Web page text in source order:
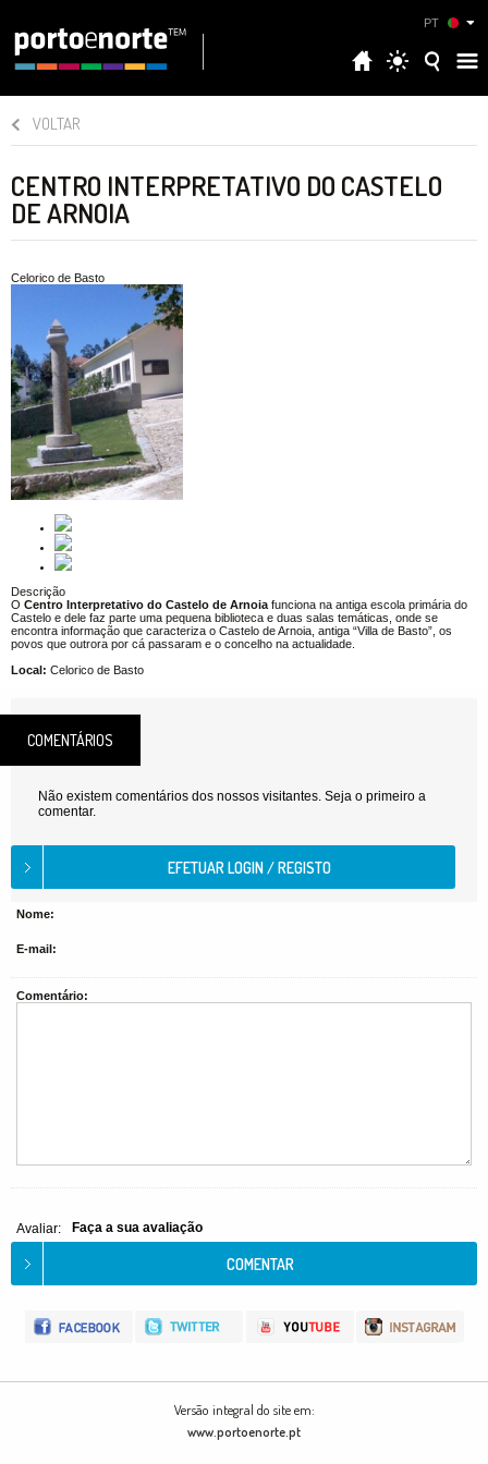
PT
VOLTAR
CENTRO INTERPRETATIVO DO CASTELO
DE ARNOIA
Celorico de Basto
Descrição
O Centro Interpretativo do Castelo de Arnoia funciona na antiga escola primária do
Castelo e dele faz parte uma pequena biblioteca e duas salas temáticas, onde se
encontra informação que caracteriza o Castelo de Arnoia, antiga “Villa de Basto”, os
povos que outrora por cá passaram e o concelho na actualidade.
Local: Celorico de Basto
COMENTÁRIOS
Não existem comentários dos nossos visitantes. Seja o primeiro a
comentar.
Nome:
E-mail:
Comentário:
Avaliar: Faça a sua avaliação
Versão integral do site em:
www.portoenorte.pt